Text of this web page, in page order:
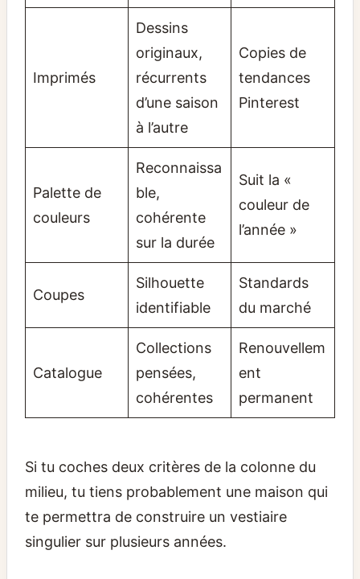
Imprimés
Dessins
originaux,
récurrents
d’une saison
à l’autre
Copies de
tendances
Pinterest
Palette de
couleurs
Reconnaissa
ble,
cohérente
sur la durée
Suit la «
couleur de
l’année »
Coupes
Silhouette
identifiable
Standards
du marché
Catalogue
Collections
pensées,
cohérentes
Renouvellem
ent
permanent
Si tu coches deux critères de la colonne du
milieu, tu tiens probablement une maison qui
te permettra de construire un vestiaire
singulier sur plusieurs années.